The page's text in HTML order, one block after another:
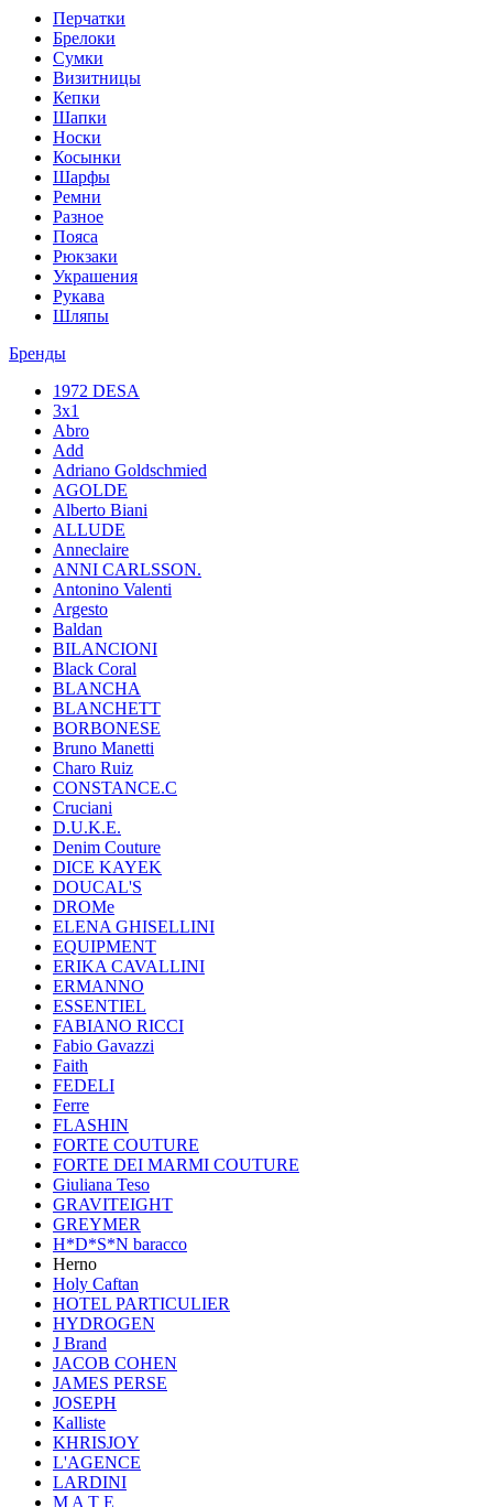
Перчатки
Брелоки
Сумки
Визитницы
Кепки
Шапки
Носки
Косынки
Шарфы
Ремни
Разное
Пояса
Рюкзаки
Украшения
Рукава
Шляпы
Бренды
1972 DESA
3x1
Abro
Add
Adriano Goldschmied
AGOLDE
Alberto Biani
ALLUDE
Anneclaire
ANNI CARLSSON.
Antonino Valenti
Argesto
Baldan
BILANCIONI
Black Coral
BLANCHA
BLANCHETT
BORBONESE
Bruno Manetti
Charo Ruiz
CONSTANCE.C
Cruciani
D.U.K.E.
Denim Couture
DICE KAYEK
DOUCAL'S
DROMe
ELENA GHISELLINI
EQUIPMENT
ERIKA CAVALLINI
ERMANNO
ESSENTIEL
FABIANO RICCI
Fabio Gavazzi
Faith
FEDELI
Ferre
FLASHIN
FORTE COUTURE
FORTE DEI MARMI COUTURE
Giuliana Teso
GRAVITEIGHT
GREYMER
H*D*S*N baracco
Herno
Holy Caftan
HOTEL PARTICULIER
HYDROGEN
J Brand
JACOB COHEN
JAMES PERSE
JOSEPH
Kalliste
KHRISJOY
L'AGENCE
LARDINI
M A T E